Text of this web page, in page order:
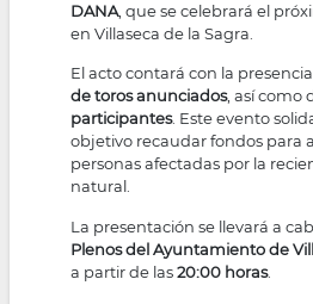
DANA, que se celebrará el
en Villaseca de la Sagra.
El acto contará con la
de toros anunciados, así como
participantes. Este evento
objetivo recaudar fondos para
personas afectadas por la
natural.
La presentación se llevará a
Plenos del Ayuntamiento de
a partir de las20:00 horas.